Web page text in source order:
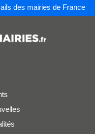
des mairies de France